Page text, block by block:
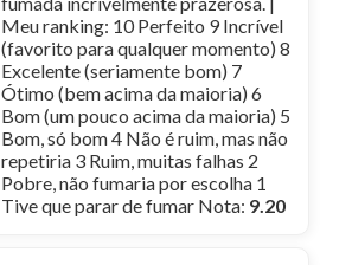
Meu ranking: 10 Perfeito 9 Incrível
(favorito para qualquer momento) 8
Excelente (seriamente bom) 7
Ótimo (bem acima da maioria) 6
Bom (um pouco acima da maioria) 5
Bom, só bom 4 Não é ruim, mas não
repetiria 3 Ruim, muitas falhas 2
Pobre, não fumaria por escolha 1
Tive que parar de fumar Nota: 9.20